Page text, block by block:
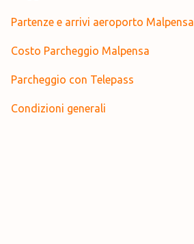
Partenze e arrivi aeroporto Malpensa
Costo Parcheggio Malpensa
Parcheggio con Telepass
Condizioni generali